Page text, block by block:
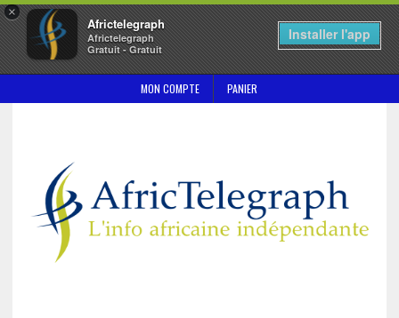
×
Africtelegraph
Africtelegraph
Gratuit - Gratuit
Installer l'app
MON COMPTE PANIER